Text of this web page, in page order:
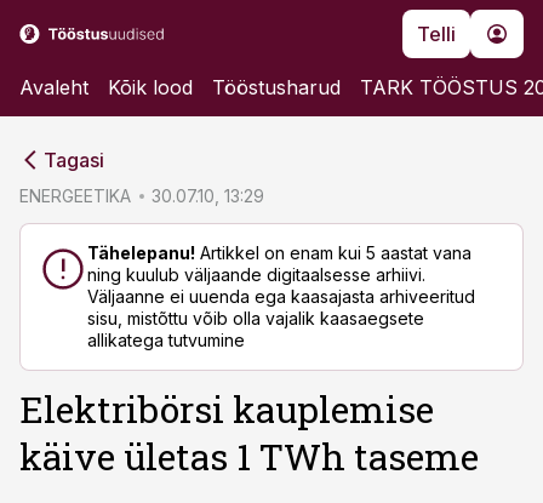
Telli
Avaleht Kõik lood Tööstusharud TARK TÖÖSTUS
Tagasi
ENERGEETIKA 30.07.10, 13:29
Tähelepanu! Artikkel on enam kui 5 aastat vana
ning kuulub väljaande digitaalsesse arhiivi.
Väljaanne ei uuenda ega kaasajasta arhiveeritud
sisu, mistõttu võib olla vajalik kaasaegsete
allikatega tutvumine
Elektribörsi kauplemise
käive ületas 1 TWh taseme